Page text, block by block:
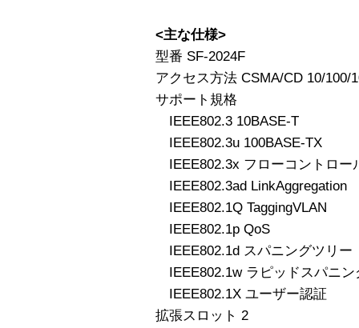
<主な仕様>
型番 SF-2024F
アクセス方法 CSMA/CD 10/100/
サポート規格
IEEE802.3 10BASE-T
IEEE802.3u 100BASE-TX
IEEE802.3x フローコントロー
IEEE802.3ad LinkAggregation
IEEE802.1Q TaggingVLAN
IEEE802.1p QoS
IEEE802.1d スパニングツリー
IEEE802.1w ラピッドスパニン
IEEE802.1X ユーザー認証
拡張スロット 2